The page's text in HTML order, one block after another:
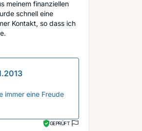
meinem finanziellen
schnell eine
Kontakt, so dass ich
immer eine Freude
GEPRÜFT